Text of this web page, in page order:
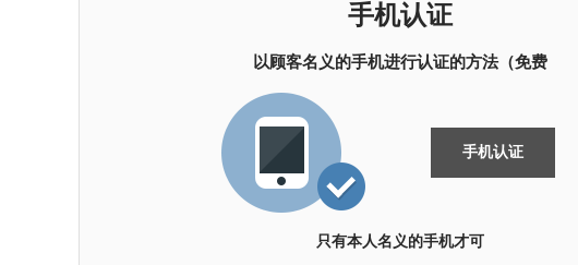
手机认证
以顾客名义的手机进行认证的方法（免费
手机认证
只有本人名义的手机才可